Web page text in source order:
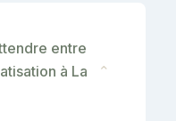
entre
à La
⌄